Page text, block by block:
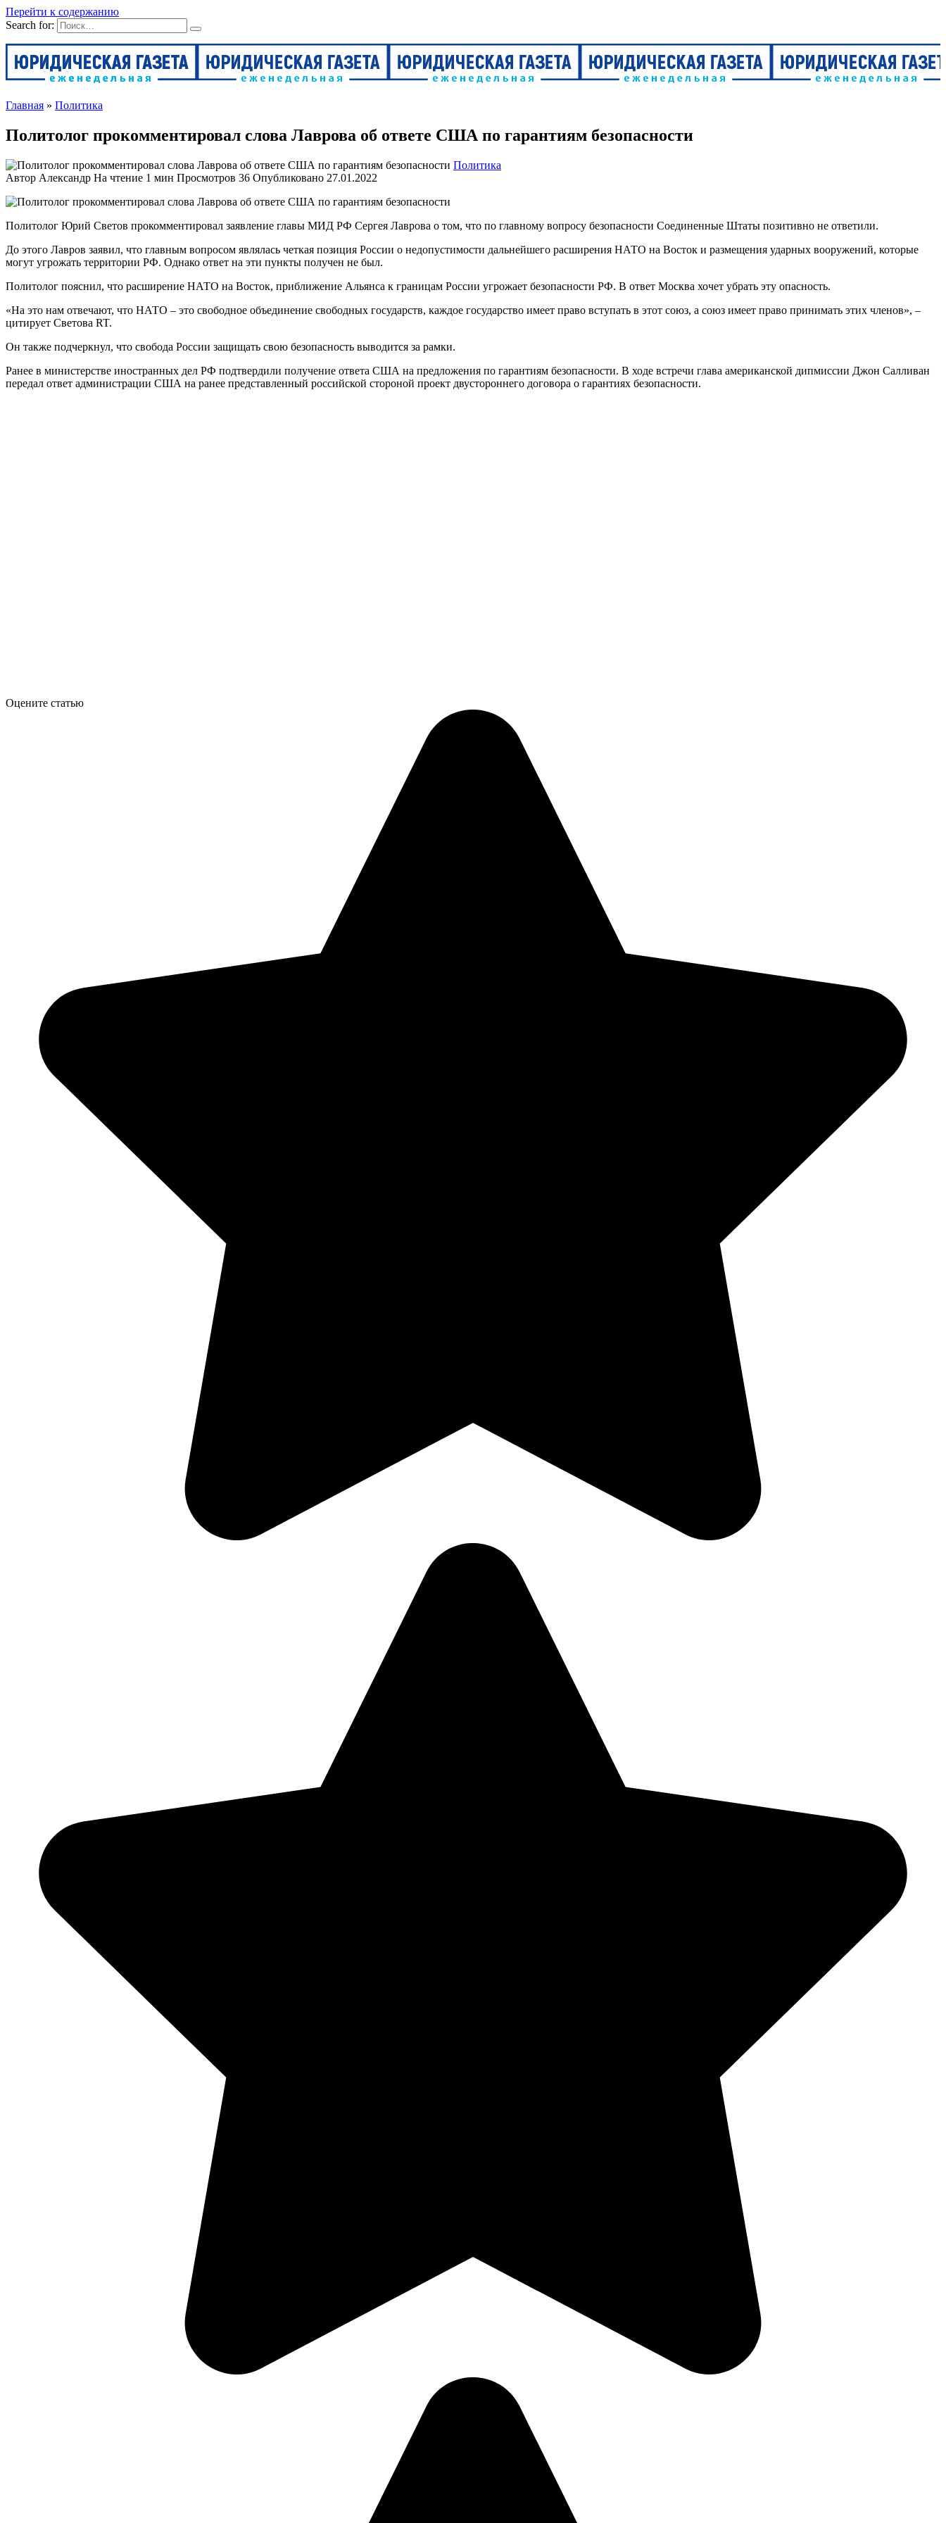
Перейти к содержанию
Search for:
Главная » Политика
Политолог прокомментировал слова Лаврова об ответе США по гарантиям безопасности
Политика
Автор Александр На чтение 1 мин Просмотров 36 Опубликовано 27.01.2022
Политолог Юрий Светов прокомментировал заявление главы МИД РФ Сергея Лаврова о том, что по главному вопросу безопасности Соединенные Штаты позитивно не ответили.
До этого Лавров заявил, что главным вопросом являлась четкая позиция России о недопустимости дальнейшего расширения НАТО на Восток и размещения ударных вооружений, которые
могут угрожать территории РФ. Однако ответ на эти пункты получен не был.
Политолог пояснил, что расширение НАТО на Восток, приближение Альянса к границам России угрожает безопасности РФ. В ответ Москва хочет убрать эту опасность.
«На это нам отвечают, что НАТО – это свободное объединение свободных государств, каждое государство имеет право вступать в этот союз, а союз имеет право принимать этих членов», –
цитирует Светова RT.
Он также подчеркнул, что свобода России защищать свою безопасность выводится за рамки.
Ранее в министерстве иностранных дел РФ подтвердили получение ответа США на предложения по гарантиям безопасности. В ходе встречи глава американской дипмиссии Джон Салливан
передал ответ администрации США на ранее представленный российской стороной проект двустороннего договора о гарантиях безопасности.
Оцените статью